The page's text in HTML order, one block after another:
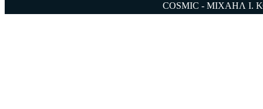
COSMIC - ΜΙΧΑΗΛ Ι.